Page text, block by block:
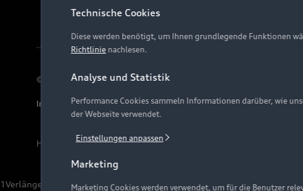
© 2026 AUDI AG. Alle Rechte vorbehalten
Impressum Rechtliches Hinweisgebersystem
Hinweis: Die aktuelle Darstellung und Anordnung der
1Verlängerung vorbehalten.
Technische Cookies
Diese werden benötigt, um Ihnen grundlegende Funktionen
Richtlinie nachlesen.
Analyse und Statistik
Performance Cookies sammeln Informationen darüber, wie
der Webseite verwendet.
Einstellungen anpassen
Marketing
Marketing Cookies werden verwendet, um für die Benutzer